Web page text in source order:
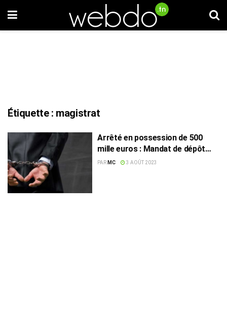
Étiquette : magistrat
Arrêté en possession de 500
mille euros : Mandat de dépôt
contre un magistrat
PAR MC 3 AOÛT 2023